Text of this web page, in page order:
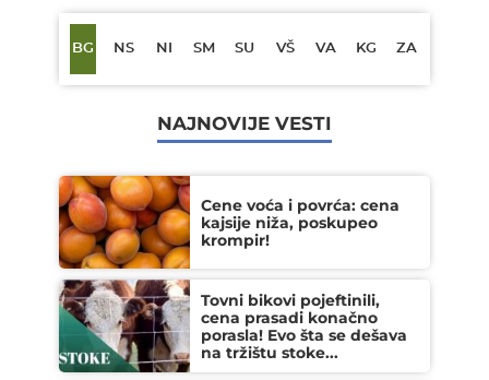
BG NS NI SM SU VŠ VA KG ZA
NAJNOVIJE VESTI
Cene voća i povrća: cena
kajsije niža, poskupeo
krompir!
Tovni bikovi pojeftinili,
cena prasadi konačno
porasla! Evo šta se dešava
na tržištu stoke...